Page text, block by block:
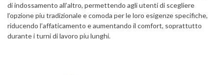
di indossamento all’altro, permettendo agli utenti di scegliere
l’opzione piu tradizionale e comoda per le loro esigenze specifiche,
riducendo l’affaticamento e aumentando il comfort, soprattutto
durante i turni di lavoro piu lunghi.